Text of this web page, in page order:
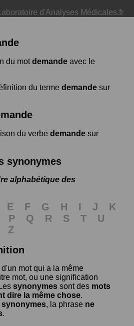
Laboratoire d'Analyses Médicales.fr
du motdemande avec le
du terme demande sur
du verbe demande sur
synonymes
alphabétique des
E F G H I J
K
P Q R S T
U
Z
mot qui a la même
mot, ou une signification
synonymes sont des mots
dire la même chose.
synonymes, la phrase ne
.